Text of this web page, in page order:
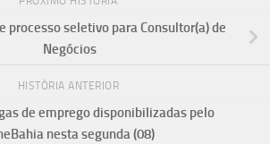
processo seletivo para Consultor(a) de
Negócios
HISTÓRIA ANTERIOR
de emprego disponibilizadas pelo
nesta segunda (08)